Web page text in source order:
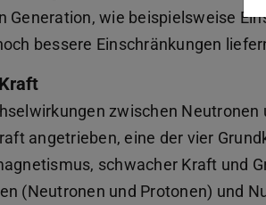
Generation, wie beispielsweise
bessere Einschränkungen
zwischen
angetrieben, eine der vier
schwacher Kraft und
(Neutronen und Protonen) und